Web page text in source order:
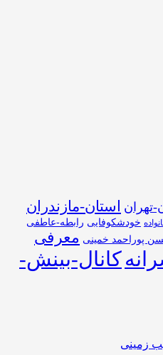
تهران استان-مازندران
خودشکوفایی رابطه-عاطفی
پوراحمد خمینی معرفی
کانال-بینش-